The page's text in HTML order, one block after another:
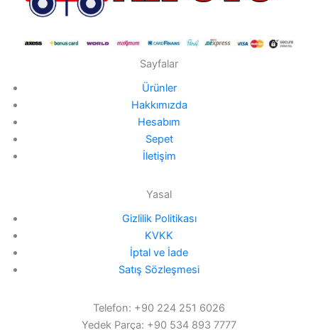
Sayfalar
Ürünler
Hakkımızda
Hesabım
Sepet
İletişim
Yasal
Gizlilik Politikası
KVKK
İptal ve İade
Satış Sözleşmesi
Telefon: +90 224 251 6026
Yedek Parça: +90 534 893 7777